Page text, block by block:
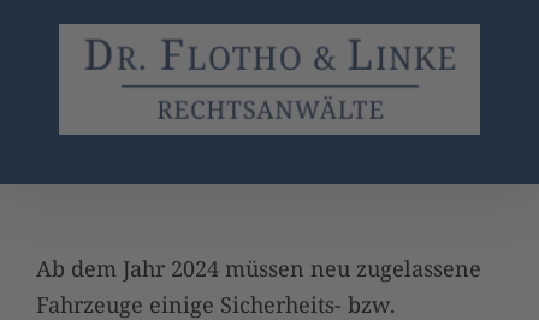
Ab dem Jahr 2024 müssen neu zugelassene
Fahrzeuge einige Sicherheits- bzw.